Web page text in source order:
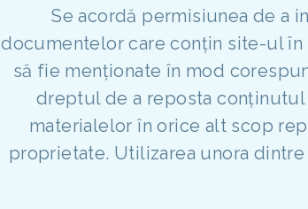
Se acordă permisiunea de a
documentelor care conțin site-ul
să fie menționate în mod
dreptul de a reposta
materialelor în orice alt scop
proprietate. Utilizarea unora